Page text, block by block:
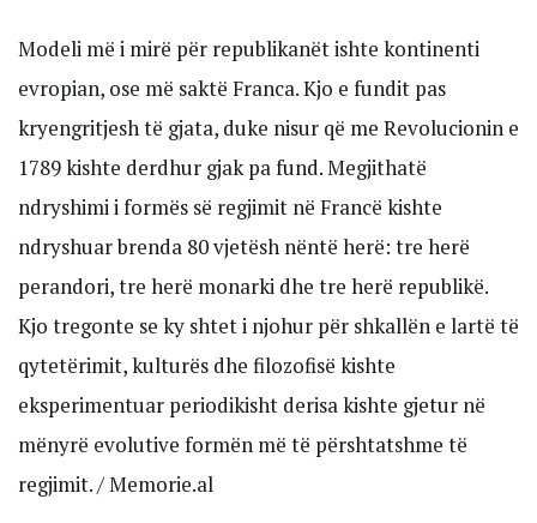
Modeli më i mirë për republikanët ishte kontinenti
evropian, ose më saktë Franca. Kjo e fundit pas
kryengritjesh të gjata, duke nisur që me Revolucionin e
1789 kishte derdhur gjak pa fund. Megjithatë
ndryshimi i formës së regjimit në Francë kishte
ndryshuar brenda 80 vjetësh nëntë herë: tre herë
perandori, tre herë monarki dhe tre herë republikë.
Kjo tregonte se ky shtet i njohur për shkallën e lartë të
qytetërimit, kulturës dhe filozofisë kishte
eksperimentuar periodikisht derisa kishte gjetur në
mënyrë evolutive formën më të përshtatshme të
regjimit. / Memorie.al